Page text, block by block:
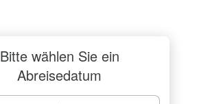
Bitte wählen Sie ein
Abreisedatum